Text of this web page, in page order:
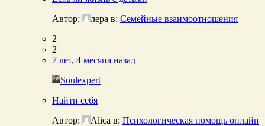
Автор:
лера в: Семейные взаимоотношения
2
2
7 лет, 4 месяца назад
Soulexpert
Найти себя
Автор:
Alica в: Психологическая помощь онлайн